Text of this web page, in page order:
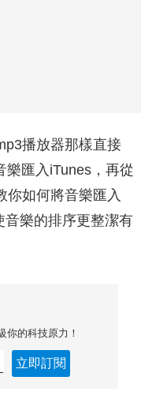
播放器那樣直接
樂匯入iTunes，再從
你如何將音樂匯入
音樂的排序更整潔有
你的科技原力！
立即訂閱